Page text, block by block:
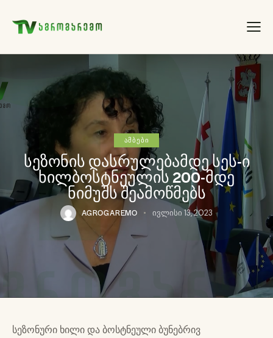
ᲐᲛᲑᲔᲑᲘ
სეზონის დასრულებამდე სეს-ი
ხილბოსტნეულის 200-მდე
ნიმუშს შეამოწმებს
AGROGAREMO ივლისი 13, 2023
სეზონური ხილი და ბოსტნეული ბუნებრივ